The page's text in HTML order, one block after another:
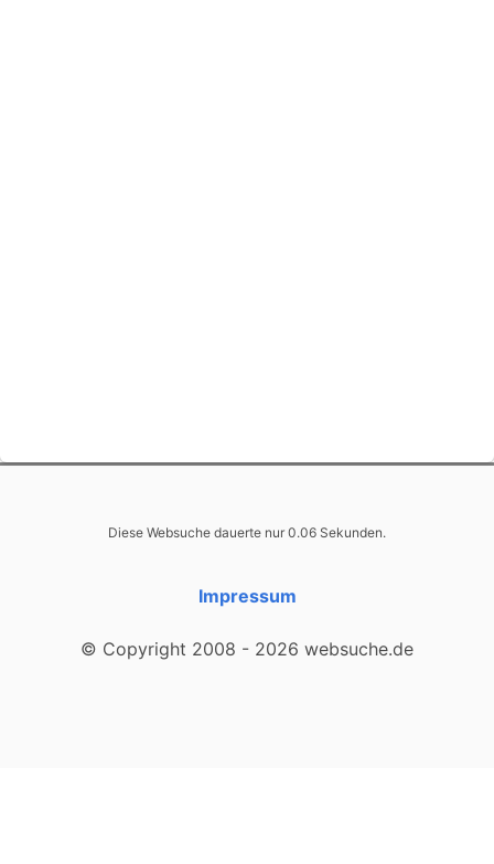
Diese Websuche dauerte nur 0.06 Sekunden.
Impressum
© Copyright 2008 - 2026 websuche.de